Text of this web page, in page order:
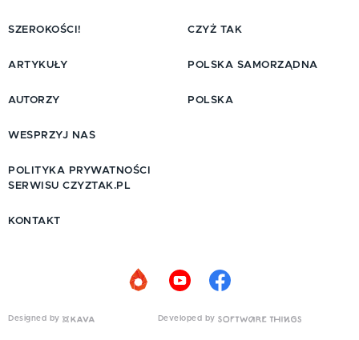
SZEROKOŚCI!
ARTYKUŁY
AUTORZY
CZYŻ TAK
POLSKA SAMORZĄDNA
POLSKA
WESPRZYJ NAS
POLITYKA PRYWATNOŚCI
SERWISU CZYZTAK.PL
KONTAKT
Designed by Developed by